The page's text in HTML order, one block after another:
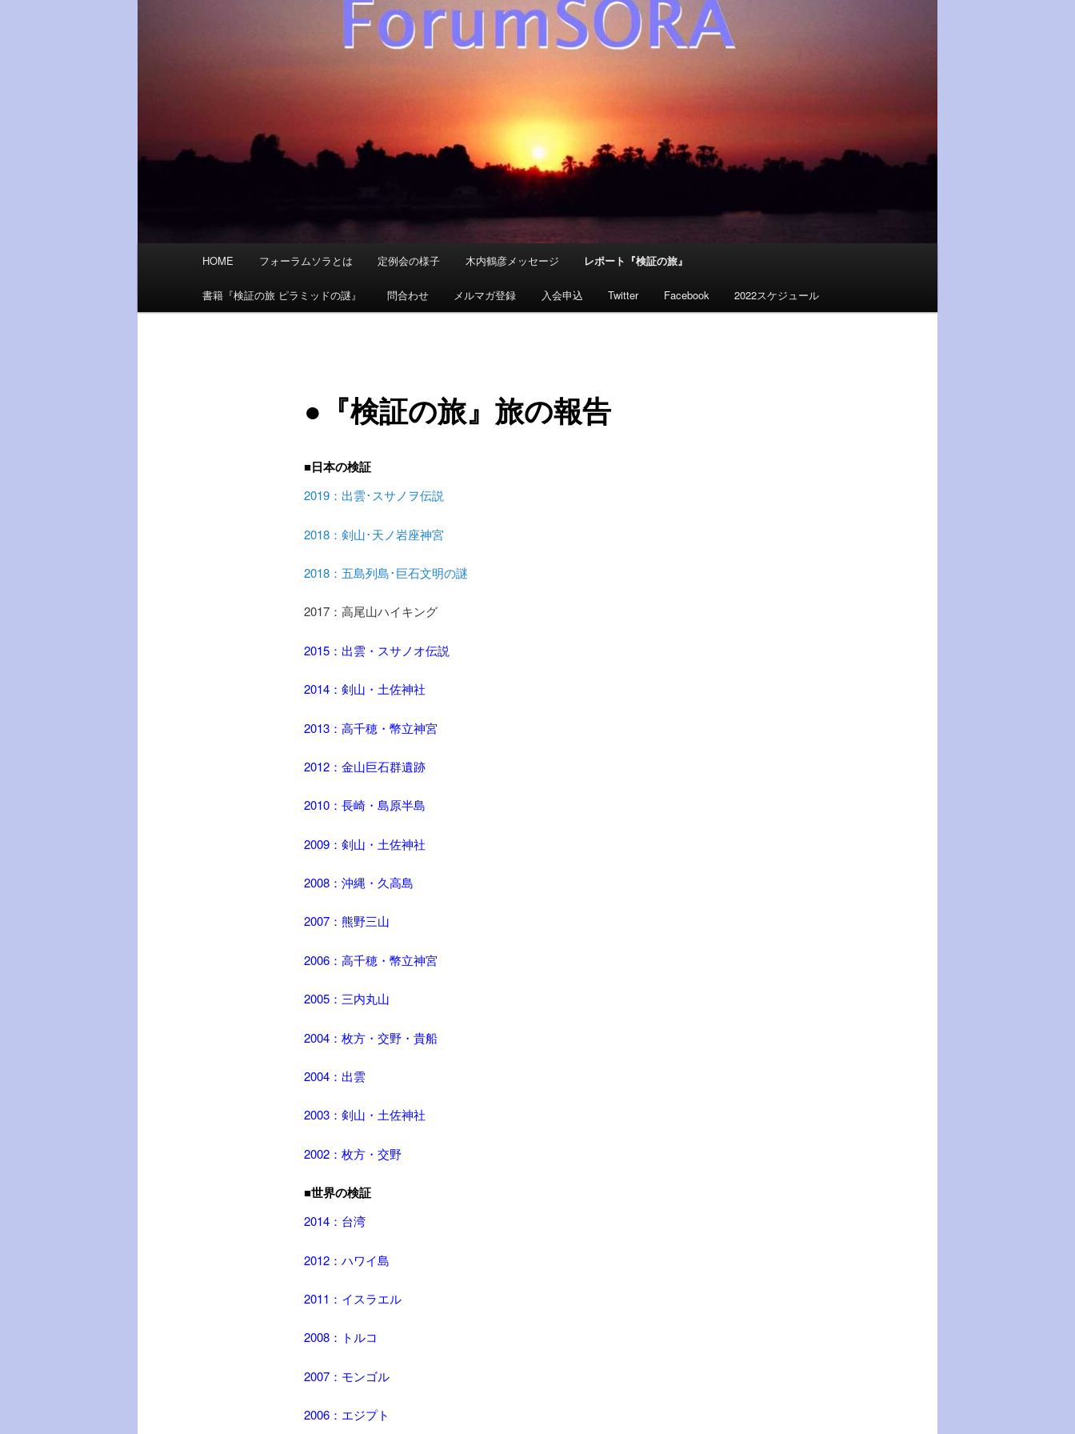
メ
HOME フォーラムソラとは 定例会の様子 木内鶴彦メッセージ レポート『検証の旅』
書籍『検証の旅 ピラミッドの謎』 問合わせ メルマガ登録 入会申込 Twitter Facebook 2022スケジュール
●『検証の旅』旅の報告
■日本の検証
2019：出雲･スサノヲ伝説
2018：剣山･天ノ岩座神宮
2018：五島列島･巨石文明の謎
2017：高尾山ハイキング
2015：出雲・スサノオ伝説
2014：剣山・土佐神社
2013：高千穂・幣立神宮
2012：金山巨石群遺跡
2010：長崎・島原半島
2009：剣山・土佐神社
2008：沖縄・久高島
2007：熊野三山
2006：高千穂・幣立神宮
2005：三内丸山
2004：枚方・交野・貴船
2004：出雲
2003：剣山・土佐神社
2002：枚方・交野
■世界の検証
2014：台湾
2012：ハワイ島
2011：イスラエル
2008：トルコ
2007：モンゴル
2006：エジプト